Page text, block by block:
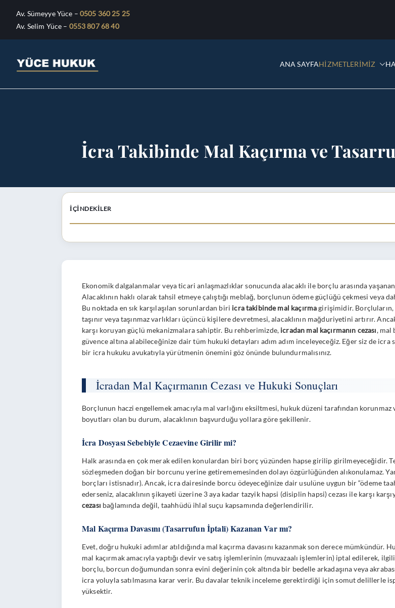
Av. Sümeyye Yüce – 0505 360 25 25
Av. Selim Yüce – 0553 807 68 40
ANA SAYFAHİZMETLERİMİZ
İcra Takibinde Mal Kaçırma ve
İÇINDEKILER
Ekonomik dalgalanmalar veya ticari anlaşmazlıklar sonucunda alacaklı ile borçlu arasında
Alacaklının haklı olarak tahsil etmeye çalıştığı meblağ, borçlunun ödeme güçlüğü çekmesi veya
Bu noktada en sık karşılaşılan sorunlardan biri icra takibinde mal kaçırmagirişimidir. Borçluların,
taşınır veya taşınmaz varlıkları üçüncü kişilere devretmesi, alacaklının mağduriyetini artırır.
karşı koruyan güçlü mekanizmalara sahiptir. Bu rehberimizde, icradan mal kaçırmanın cezası, mal
güvence altına alabileceğinize dair tüm hukuki detayları adım adım inceleyeceğiz. Eğer siz de
bir icra hukuku avukatıyla yürütmenin önemini göz önünde bulundurmalısınız.
İcradan Mal Kaçırmanın Cezası ve Hukuki Sonuçları
Borçlunun haczi engellemek amacıyla mal varlığını eksiltmesi, hukuk düzeni tarafından
boyutları olan bu durum, alacaklının başvurduğu yollara göre şekillenir.
İcra Dosyası Sebebiyle Cezaevine Girilir mi?
Halk arasında en çok merak edilen konulardan biri borç yüzünden hapse girilip girilmeyeceğidir.
sözleşmeden doğan bir borcunu yerine getirememesinden dolayı özgürlüğünden alıkonulamaz.
borçları istisnadır). Ancak, icra dairesinde borcu ödeyeceğinize dair usulüne uygun bir “ödeme
ederseniz, alacaklının şikayeti üzerine 3 aya kadar tazyik hapsi (disiplin hapsi) cezası ile karşı
cezası bağlamında değil, taahhüdü ihlal suçu kapsamında değerlendirilir.
Mal Kaçırma Davasını (Tasarrufun İptali) Kazanan Var mı?
Evet, doğru hukuki adımlar atıldığında mal kaçırma davasını kazanmak son derece mümkündür.
mal kaçırmak amacıyla yaptığı devir ve satış işlemlerinin (muvazaalı işlemlerin) iptal edilerek,
borçlu, borcun doğumundan sonra evini değerinin çok altında bir bedelle arkadaşına veya
icra yoluyla satılmasına karar verir. Bu davalar teknik inceleme gerektirdiği için somut delillerle
yüksektir.